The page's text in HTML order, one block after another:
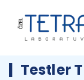
Testler T